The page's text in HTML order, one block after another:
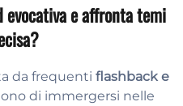
e affronta temi
da frequenti flashback e
di immergersi nelle